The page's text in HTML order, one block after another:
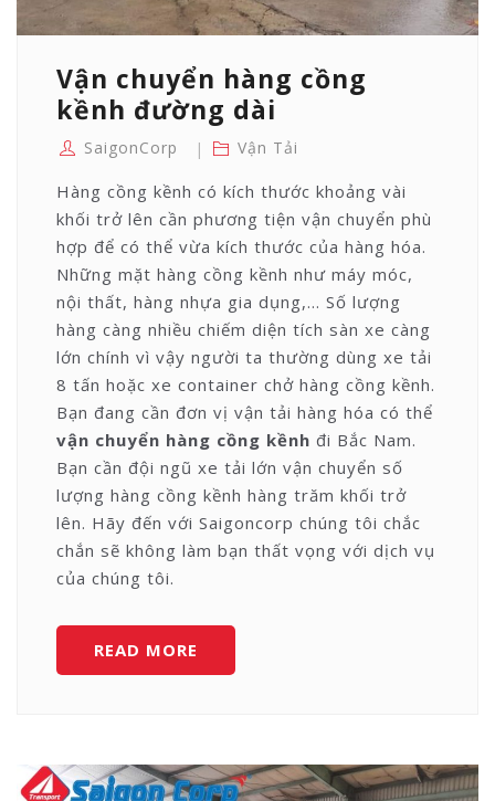
Vận chuyển hàng cồng
kềnh đường dài
SaigonCorp Vận Tải
Hàng cồng kềnh có kích thước khoảng vài
khối trở lên cần phương tiện vận chuyển phù
hợp để có thể vừa kích thước của hàng hóa.
Những mặt hàng cồng kềnh như máy móc,
nội thất, hàng nhựa gia dụng,… Số lượng
hàng càng nhiều chiếm diện tích sàn xe càng
lớn chính vì vậy người ta thường dùng xe tải
8 tấn hoặc xe container chở hàng cồng kềnh.
Bạn đang cần đơn vị vận tải hàng hóa có thể
vận chuyển hàng cồng kềnh đi Bắc Nam.
Bạn cần đội ngũ xe tải lớn vận chuyển số
lượng hàng cồng kềnh hàng trăm khối trở
lên. Hãy đến với Saigoncorp chúng tôi chắc
chắn sẽ không làm bạn thất vọng với dịch vụ
của chúng tôi.
READ MORE
CHUYỂN
ĐƯỜNG